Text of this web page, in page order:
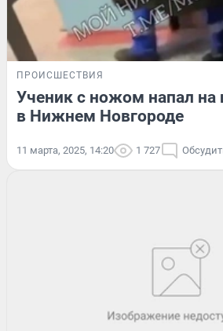
ПРОИСШЕСТВИЯ
Ученик с ножом напал на
в Нижнем Новгороде
11 марта, 2025, 14:20 1 727